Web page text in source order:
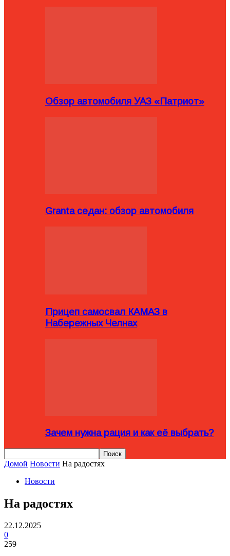
Обзор автомобиля УАЗ «Патриот»
Granta седан: обзор автомобиля
Прицеп самосвал КАМАЗ в
Набережных Челнах
Зачем нужна рация и как её выбрать?
Домой Новости На радостях
Новости
На радостях
22.12.2025
0
259